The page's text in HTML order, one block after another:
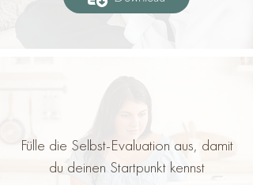
Fülle die Selbst-Evaluation aus, damit
du deinen Startpunkt kennst